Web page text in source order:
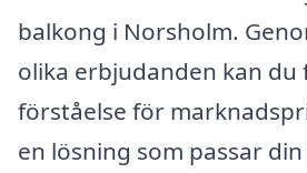
balkong i Norsholm.
olika erbjudanden kan du
förståelse för
en lösning som passar